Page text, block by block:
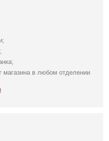
магазина в любом отделении